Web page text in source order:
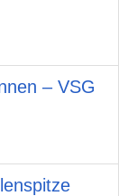
– VSG